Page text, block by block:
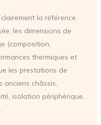
la référence
les dimensions de
(composition,
thermiques et
les prestations de
anciens châssis,
isolation périphérique,